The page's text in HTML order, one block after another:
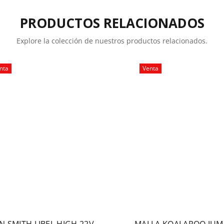
PRODUCTOS RELACIONADOS
Explore la colección de nuestros productos relacionados.
Venta